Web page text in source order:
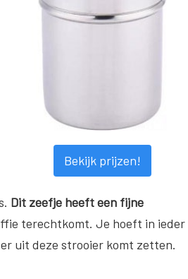
Bekijk prijzen!
Dit zeefje heeft een fijne
terechtkomt. Je hoeft in ieder
uit deze strooier komt zetten.